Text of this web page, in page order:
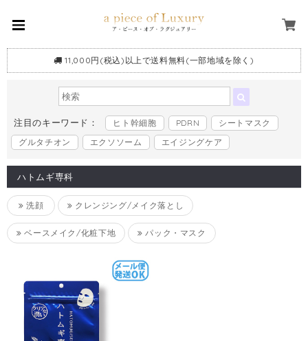
11,000円(税込)以上で送料無料(一部地域を除く)
注目のキーワード： ヒト幹細胞 PDRN
シートマスク
グルタチオン
エクソソーム エイジングケア
ハトムギ専科
洗顔 クレンジング/メイク落とし
ベースメイク/化粧下地 パック・マスク